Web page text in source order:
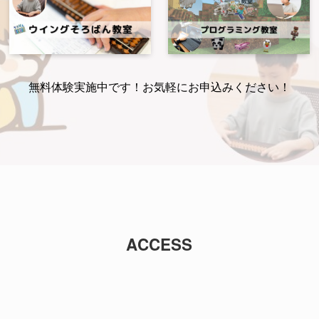
無料体験実施中です！お気軽にお申込みください！
ACCESS